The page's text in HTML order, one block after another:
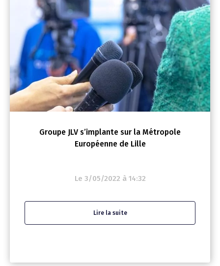
Groupe JLV s’implante sur la Métropole
Européenne de Lille
Le 3/05/2022 à 14:32
Lire la suite